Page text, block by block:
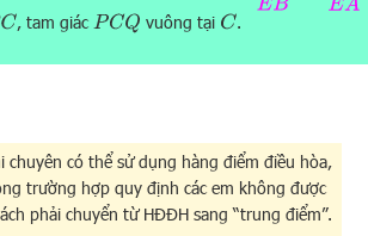
, tam giác PCQ vuông tại C .
chuyên có thể sử dụng hàng điểm điều hòa,
trường hợp quy định các em không được
phải chuyển từ HĐĐH sang “trung điểm”.